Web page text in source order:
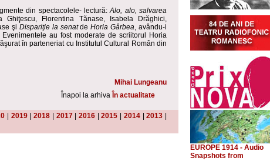
din spectacolele- lectură:Alo, alo, salvarea
Florentina Tănase, Isabela Drăghici,
şi Dispariţie la senatdeHoria Gârbea, avându-i
au fost moderate de scriitorul Horia
în parteneriat cu Institutul Cultural Român din
Mihai Lungeanu
Înapoi la arhiva În actualitate
2019|2018 2017| 2016|2015 2014|2013
EUROPE 1914 - Audio
Snapshots from